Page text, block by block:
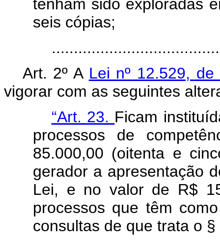
tenham sido exploradas
seis cópias;
Art. 2º A Lei nº 12.529,
vigorar com as seguintes
“Art. 23. Ficam
processos de
85.000,00 (oitenta e
gerador a apresentação
Lei, e no valor de R$
processos que têm
consultas de que trata o §